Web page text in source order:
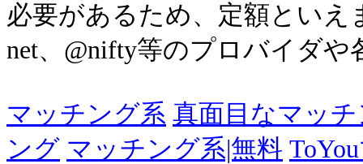
必要があるため、定額といえ
net、@nifty等のプロバイダや
マッチング系 真面目なマッ
ング マッチング系|無料